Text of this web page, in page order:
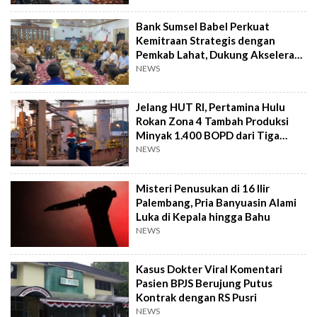
Bank Sumsel Babel Perkuat
Kemitraan Strategis dengan
Pemkab Lahat, Dukung Akselerasi
Ekonomi Daerah
NEWS
Jelang HUT RI, Pertamina Hulu
Rokan Zona 4 Tambah Produksi
Minyak 1.400 BOPD dari Tiga
Sumur Baru
NEWS
Misteri Penusukan di 16 Ilir
Palembang, Pria Banyuasin Alami
Luka di Kepala hingga Bahu
NEWS
Kasus Dokter Viral Komentari
Pasien BPJS Berujung Putus
Kontrak dengan RS Pusri
NEWS